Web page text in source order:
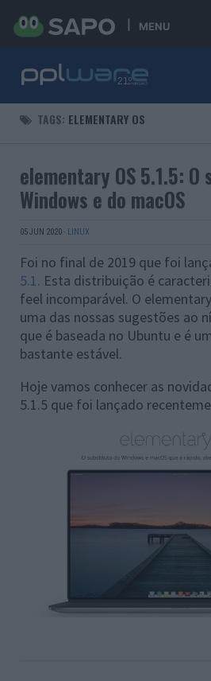
MENU
TAGS: ELEMENTARY OS
elementary OS 5.1.5:
Windows e do macOS
05 JUN 2020 · LINUX
Foi no final de 2019 que foi
5.1. Esta distribuição é
feel incomparável. O
uma das nossas sugestões ao
que é baseada no Ubuntu e é
bastante estável.
Hoje vamos conhecer as
5.1.5 que foi lançado